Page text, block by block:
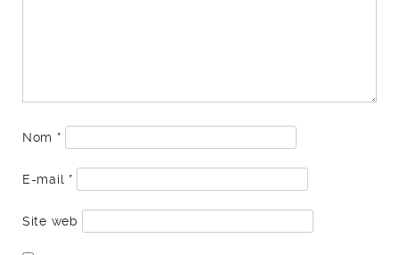
Nom *
E-mail *
Site web